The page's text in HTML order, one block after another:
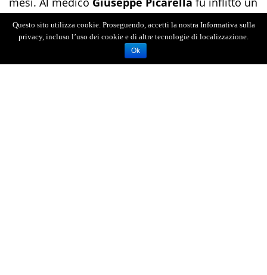
anno e 6 mesi.
Questo sito utilizza cookie. Proseguendo, accetti la nostra Informativa sulla
privacy, incluso l’uso dei cookie e di altre tecnologie di localizzazione.
Ok